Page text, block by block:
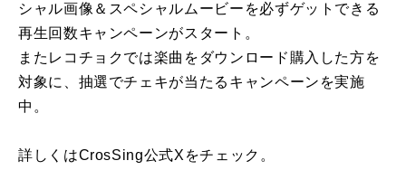
シャル画像＆スペシャルムービーを必ずゲットできる
再生回数キャンペーンがスタート。
またレコチョクでは楽曲をダウンロード購入した方を
対象に、抽選でチェキが当たるキャンペーンを実施
中。
詳しくはCrosSing公式Xをチェック。